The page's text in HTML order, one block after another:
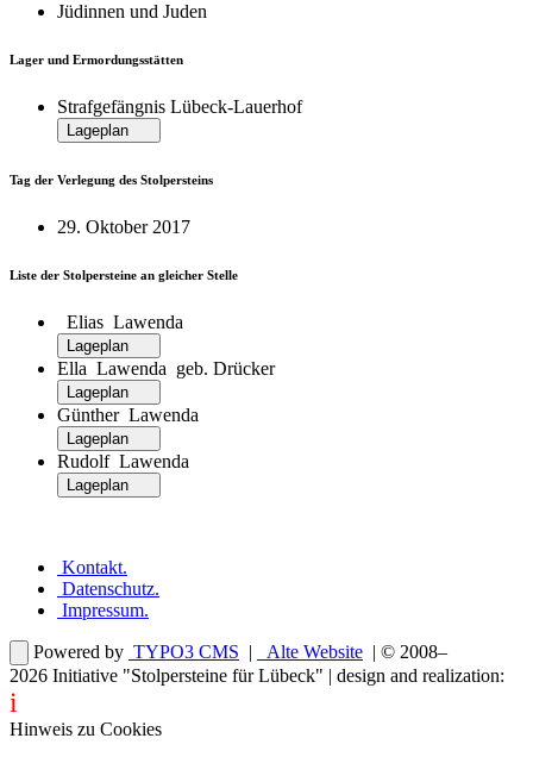
Jüdinnen und Juden
Lager und Ermordungsstätten
Strafgefängnis Lübeck-Lauerhof
Tag der Verlegung des Stolpersteins
29. Oktober 2017
Liste der Stolpersteine an gleicher Stelle
Elias Lawenda
Ella Lawenda geb. Drücker
Günther Lawenda
Rudolf Lawenda
Kontakt.
Datenschutz.
Impressum.
Powered by TYPO3 CMS | Alte Website | © 2008–
2026 Initiative "Stolpersteine für Lübeck" | design and realization:
i
Hinweis zu Cookies